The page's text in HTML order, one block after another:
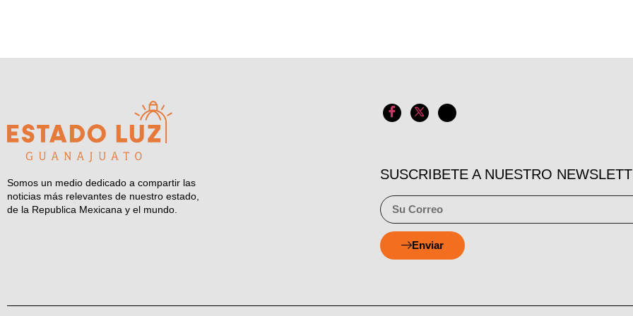
Somos un medio dedicado a compartir las
noticias más relevantes de nuestro estado,
de la Republica Mexicana y el mundo.
SUSCRIBETE A NUESTRO
Enviar